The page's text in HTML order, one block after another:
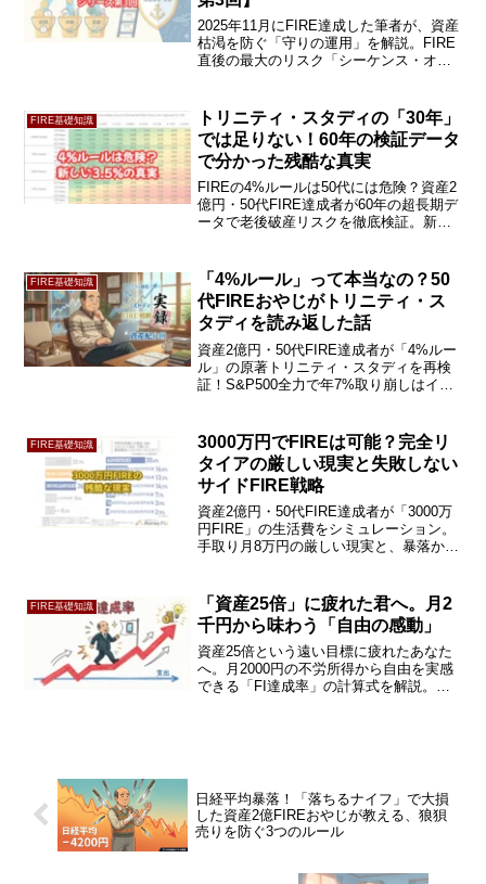
2025年11月にFIRE達成した筆者が、資産
枯渇を防ぐ「守りの運用」を解説。FIRE
直後の最大のリスク「シーケンス・オ
公開します。25年の投資経験から導き出
した、暴落に動じない出口戦略です。
FIRE基礎知識
トリニティ・スタディの「30年」
では足りない！60年の検証データ
で分かった残酷な真実
FIREの4%ルールは50代には危険？資産2
億円・50代FIRE達成者が60年の超長期デ
ータで老後破産リスクを徹底検証。新基
ミュレーションの重要性を今すぐ確認！
FIRE基礎知識
「4%ルール」って本当なの？50
代FIREおやじがトリニティ・ス
タディを読み返した話
資産2億円・50代FIRE達成者が「4%ルー
ル」の原著トリニティ・スタディを再検
証！S&P500全力で年7%取り崩しはイン
口戦略の正解とは？続きをチェック！
FIRE基礎知識
3000万円でFIREは可能？完全リ
タイアの厳しい現実と失敗しない
サイドFIRE戦略
資産2億円・50代FIRE達成者が「3000万
円FIRE」の生活費をシミュレーション。
手取り月8万円の厳しい現実と、暴落から
哲学とは？続きをチェック！
FIRE基礎知識
「資産25倍」に疲れた君へ。月2
千円から味わう「自由の感動」
資産25倍という遠い目標に疲れたあなた
へ。月2000円の不労所得から自由を実感
できる「FI達成率」の計算式を解説。ク
日経平均暴落！「落ちるナイフ」で大損
した資産2億FIREおやじが教える、狼狽
売りを防ぐ3つのルール